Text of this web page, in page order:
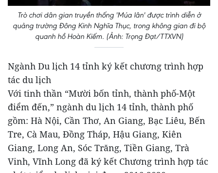
Trò chơi dân gian truyền thống 'Múa lân' được trình diễn ở
quảng trường Đông Kinh Nghĩa Thục, trong không gian đi bộ
quanh hồ Hoàn Kiếm. (Ảnh: Trọng Đạt/TTXVN)
Ngành Du lịch 14 tỉnh ký kết chương trình hợp
tác du lịch
Với tinh thần “Mười bốn tỉnh, thành phố-Một
điểm đến,” ngành du lịch 14 tỉnh, thành phố
gồm: Hà Nội, Cần Thơ, An Giang, Bạc Liêu, Bến
Tre, Cà Mau, Đồng Tháp, Hậu Giang, Kiên
Giang, Long An, Sóc Trăng, Tiền Giang, Trà
Vinh, Vĩnh Long đã ký kết Chương trình hợp tác